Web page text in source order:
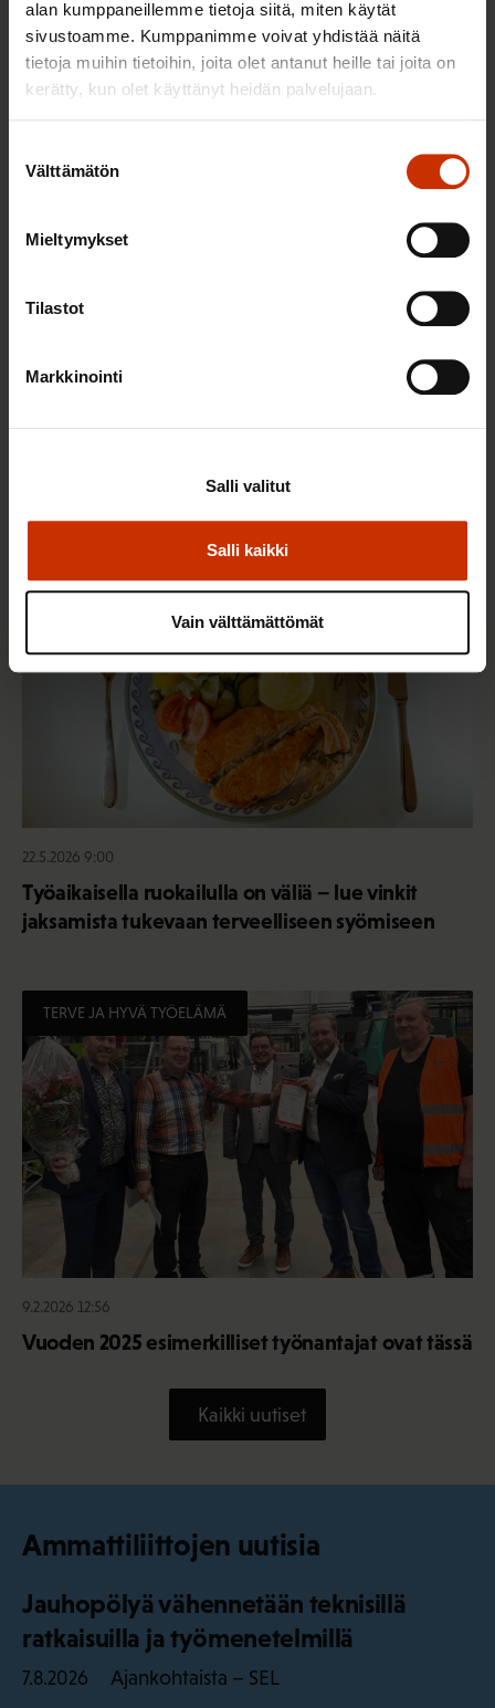
alan kumppaneillemme tietoja siitä, miten käytät
sivustoamme. Kumppanimme voivat yhdistää näitä
tietoja muihin tietoihin, joita olet antanut heille tai joita on
kerätty, kun olet käyttänyt heidän palvelujaan.
valinta
Välttämätön
Mieltymykset
Tilastot
Markkinointi
Salli kaikki
Salli valitut
Vain välttämättömät
Sinua saattaa myös kiinnostaa
TERVE JA HYVÄ TYÖELÄMÄ
22.5.2026 9:00
Työaikaisella ruokailulla on väliä – lue vinkit
jaksamista tukevaan terveelliseen syömiseen
TERVE JA HYVÄ TYÖELÄMÄ
9.2.2026 12:56
Vuoden 2025 esimerkilliset työnantajat ovat tässä
Kaikki uutiset
Ammattiliittojen uutisia
Jauhopölyä vähennetään teknisillä
ratkaisuilla ja työmenetelmillä
7.8.2026 Ajankohtaista – SEL